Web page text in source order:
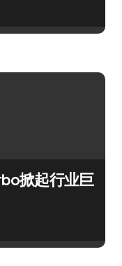
掀起行业巨